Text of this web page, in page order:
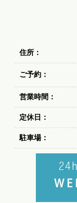
住所：
ご予約：
営業時間：
定休日：
駐車場：